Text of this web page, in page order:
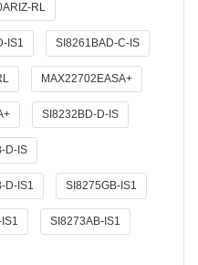
RL
IS1 SI8261BAD-C-IS
MAX22702EASA+
SI8232BD-D-IS
D-IS
D-IS1 SI8275GB-IS1
SI8273AB-IS1